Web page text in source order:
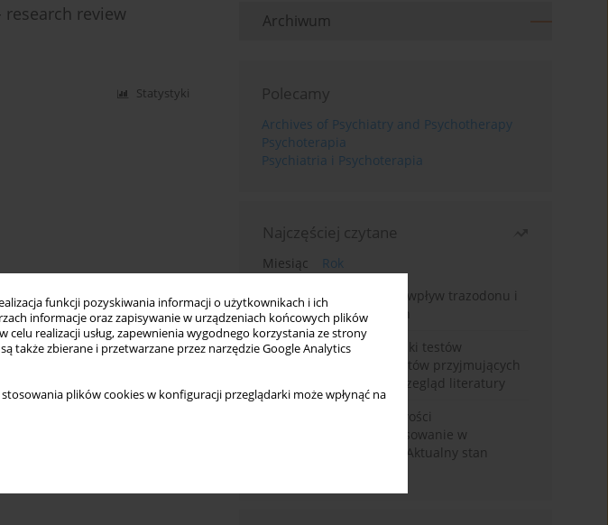
funkcji pozyskiwania informacji o użytkownikach i ich
informacje oraz zapisywanie w urządzeniach końcowych plików
realizacji usług, zapewnienia wygodnego korzystania ze strony
są także zbierane i przetwarzane przez narzędzie Google Analytics
plików cookies w konfiguracji przeglądarki może wpłynąć na
review
Statystyki
Archiwum
Polecamy
Archives of Psychiatry and Psychotherapy
Psychoterapia
Psychiatria i Psychoterapia
Najczęściej czytane
Miesiąc
Rok
Leczenie bezsenności – wpływ trazodonu i
leków nasennych na sen
Fałszywie dodatnie wyniki testów
narkotykowych u pacjentów przyjmujących
leki psychotropowe – przegląd literatury
Wortioksetyna – właściwości
farmakologiczne i zastosowanie w
zaburzeniach nastroju. Aktualny stan